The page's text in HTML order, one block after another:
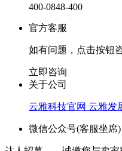
400-0848-400
官方客服
如有问题，点击按钮
立即咨询
关于公司
云雅科技官网 云雅发
微信公众号(客服坐席)